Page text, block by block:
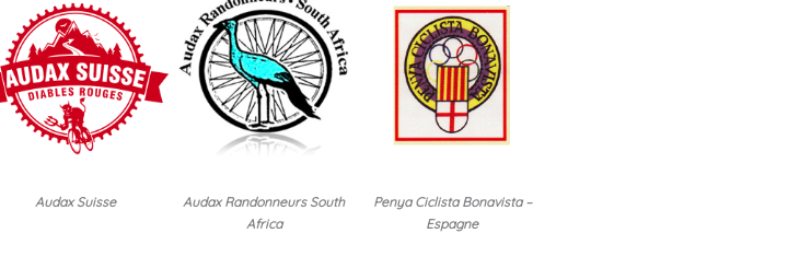
Audax Suisse
Audax Randonneurs South
Africa
Penya Ciclista Bonavista –
Espagne